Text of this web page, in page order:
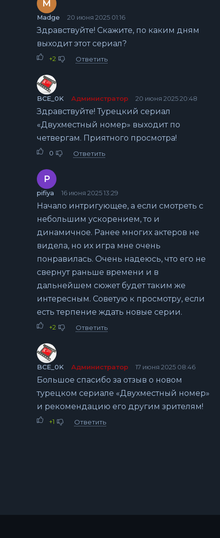
M
Madge 20 июня 2025 01:16
Здравствуйте! Скажите, по каким дням
выходит этот сериал?
+2 Ответить
BCE_0K Администратор 20 июня 2025 20:48
Здравствуйте! Турецкий сериал
«Двухместный номер» выходит по
четвергам. Приятного просмотра!
0 Ответить
P
pifiya 16 июня 2025 13:29
Начало интригующее, а если смотреть с
небольшим ускорением, то и
динамичное. Ранее многих актеров не
видела, но их игра мне очень
понравилась. Очень надеюсь, что его не
свернут раньше времени и в
дальнейшем сюжет будет таким же
интересным. Советую к просмотру, если
есть терпение ждать новые серии.
+2 Ответить
BCE_0K Администратор 17 июня 2025 08:46
Большое спасибо за отзыв о новом
турецком сериале «Двухместный номер»
и рекомендацию его другим зрителям!
+1 Ответить